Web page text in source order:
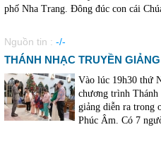
phố Nha Trang. Đông đúc con cái
Nguồn tin : -/-
THÁNH NHẠC TRUYỀN
Vào lúc 19h30 thứ
chương trình
giảng diễn ra trong
Phúc Âm. Có 7